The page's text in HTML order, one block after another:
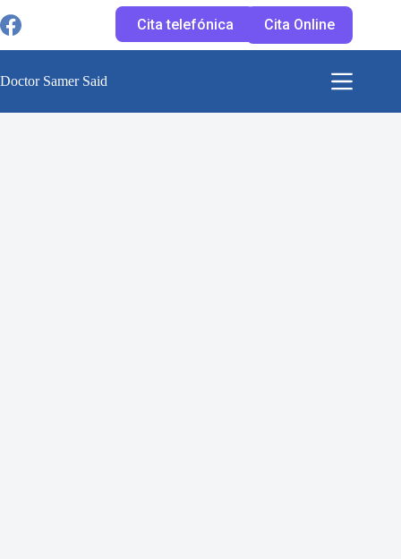
Cita telefónica
al
contenido
Cita Online
Doctor Samer Said